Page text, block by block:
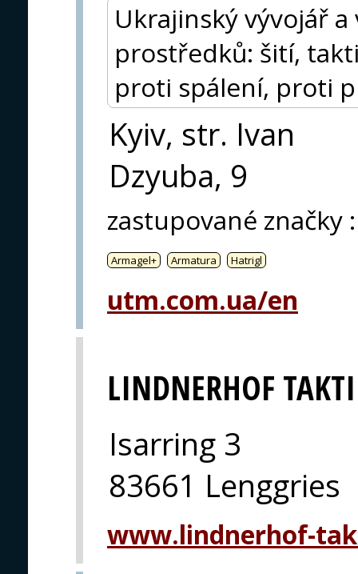
Ukrajinský vývojář
prostředků: šití,
proti spálení, proti
Kyiv, str. Ivan
Dzyuba, 9
zastupované značky :
Armagel+ Armatura Hatrigl
utm.com.ua/en
LINDNERHOF
Isarring 3
83661 Lenggries
www.lindnerhof-